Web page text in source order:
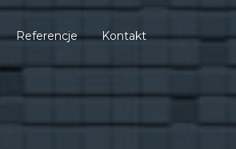
Referencje Kontakt